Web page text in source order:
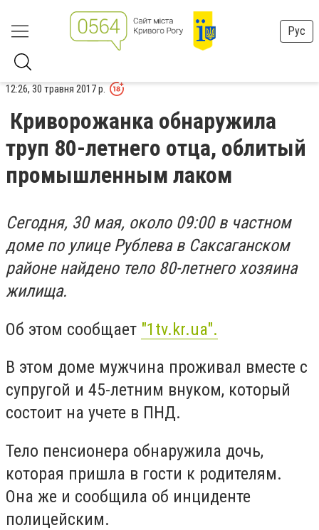
Рус
12:26, 30 травня 2017 р.
Криворожанка обнаружила
труп 80-летнего отца, облитый
промышленным лаком
Сегодня, 30 мая, около 09:00 в частном
доме по улице Рублева в Саксаганском
районе найдено тело 80-летнего хозяина
жилища.
Об этом сообщает "1tv.kr.ua".
В этом доме мужчина проживал вместе с
супругой и 45-летним внуком, который
состоит на учете в ПНД.
Тело пенсионера обнаружила дочь,
которая пришла в гости к родителям.
Она же и сообщила об инциденте
полицейским.